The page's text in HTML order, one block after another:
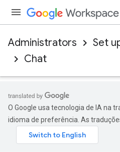
Administrators
Set
Chat
O Google usa tecnologia de IA na
idioma de preferência. As